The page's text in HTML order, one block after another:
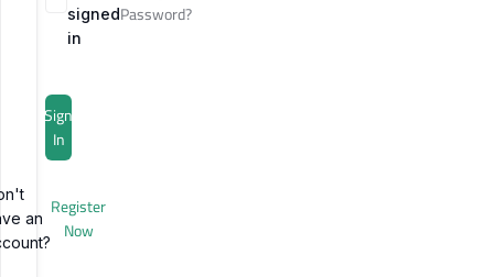
signed
in
Password?
Sign
In
an Register
Now